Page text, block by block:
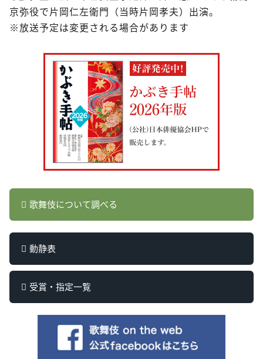
京弥役で片岡仁左衛門（当時片岡孝夫）出演。
※放送予定は変更される場合があります
歌舞伎について調べる
動静表
受賞・指定一覧